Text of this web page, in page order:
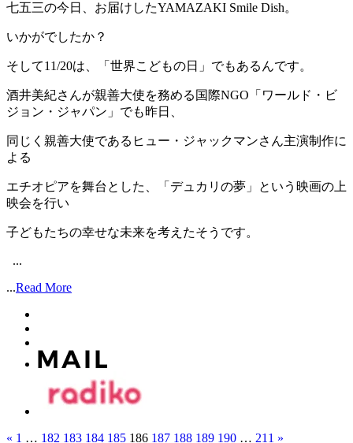
七五三の今日、お届けしたYAMAZAKI Smile Dish。
いかがでしたか？
そして11/20は、「世界こどもの日」でもあるんです。
酒井美紀さんが親善大使を務める国際NGO「ワールド・ビ
ジョン・ジャパン」でも昨日、
同じく親善大使であるヒュー・ジャックマンさん主演制作に
よる
エチオピアを舞台とした、「デュカリの夢」という映画の上
映会を行い
子どもたちの幸せな未来を考えたそうです。
...
...Read More
« 1 … 182 183 184 185 186 187 188 189 190 … 211 »